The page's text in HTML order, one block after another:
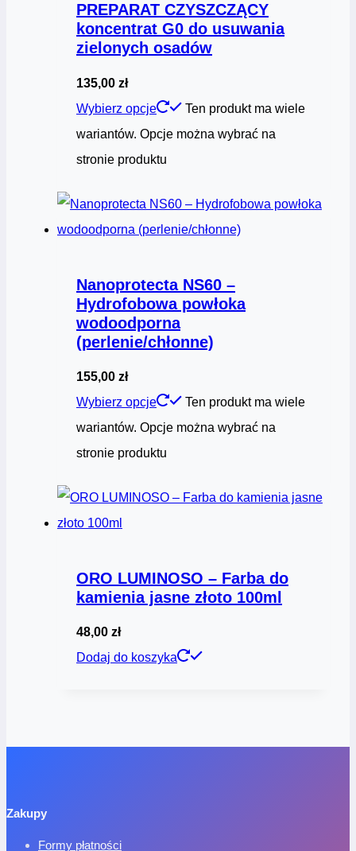
PREPARAT CZYSZCZĄCY
koncentrat G0 do usuwania
zielonych osadów
135,00 zł
Wybierz opcje
Ten produkt ma wiele
wariantów. Opcje można wybrać na
stronie produktu
Nanoprotecta NS60 –
Hydrofobowa powłoka
wodoodporna
(perlenie/chłonne)
155,00 zł
Wybierz opcje
Ten produkt ma wiele
wariantów. Opcje można wybrać na
stronie produktu
ORO LUMINOSO – Farba do
kamienia jasne złoto 100ml
48,00 zł
Dodaj do koszyka
Zakupy
Formy płatności